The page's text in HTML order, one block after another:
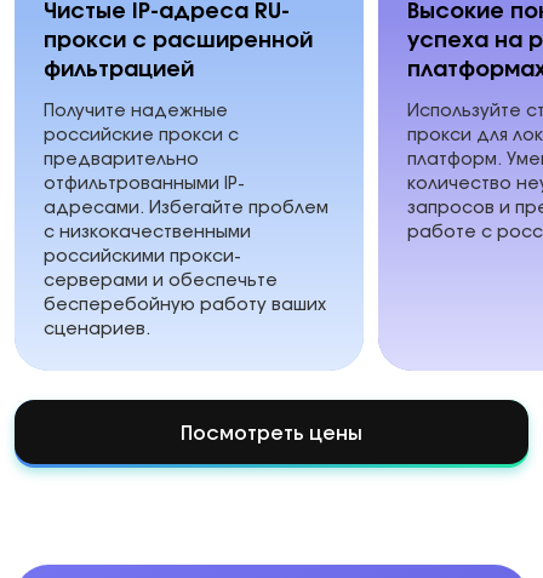
Чистые IP-адреса RU-
прокси с расширенной
фильтрацией
Получите надежные
российские прокси с
предварительно
отфильтрованными IP-
адресами. Избегайте проблем
с низкокачественными
российскими прокси-
серверами и обеспечьте
бесперебойную работу ваших
сценариев.
Высокие
успеха на
Используйте
прокси для
платформ.
количество
запросов и
работе с
Посмотреть цены